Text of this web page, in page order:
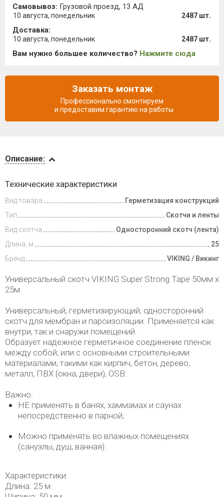
и оплата
Описание:
Технические характеристики
Вид товара
Герметизация конструкций
Тип
Скотчи и ленты
Вид скотча
Односторонний скотч (лента)
Длина, м
25
Бренд
VIKING / Викинг
Универсальный скотч VIKING Super Strong Tape 50мм х
25м
Универсальный, герметизирующий, односторонний
скотч для мембран и пароизоляции. Применяется как
внутри, так и снаружи помещений.
Образует надежное герметичное соединение пленок
между собой, или с основными строительными
материалами, такими как кирпич, бетон, дерево,
металл, ПВХ (окна, двери), OSB.
Важно:
НЕ применять в банях, хаммамах и саунах
непосредственно в парной;
Можно применять во влажных помещениях
(санузлы, душ, ванная).
Характеристики:
Длина: 25 м
Самовывоз: Грузовой проезд, 13 АД
10 августа, понедельник 2487 шт.
Доставка:
10 августа, понедельник 2487 шт.
Вам нужно большее количество? Нажмите сюда
Заказать монтаж
Профессионально смонтируем
и предоставим гарантию на работы